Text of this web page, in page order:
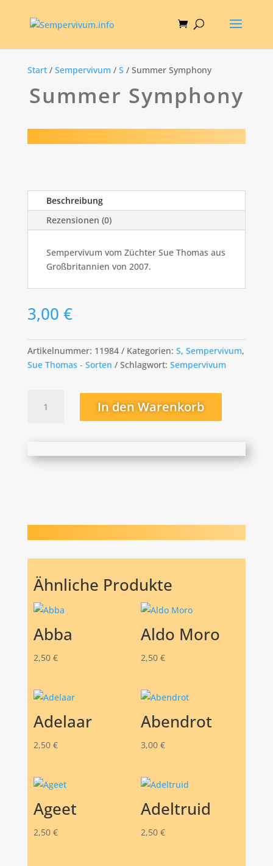
Start/ Sempervivum / S / Summer Symphony
Summer Symphony
Beschreibung
Rezensionen (0)
Sempervivum vom Züchter Sue Thomas aus
Großbritannien von 2007.
3,00 €
Artikelnummer: 11984 Kategorien: S, Sempervivum,
Sue Thomas - Sorten
Schlagwort: Sempervivum
Symphony
In den Warenkorb
Ähnliche Produkte
Abba
2,50 €
Aldo Moro
2,50 €
Adelaar
2,50 €
Abendrot
3,00 €
Ageet
2,50 €
Adeltruid
2,50 €